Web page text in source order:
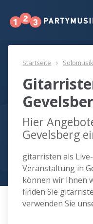
Startseite
Hier
Gevelsberg
gitarristen als
Veranstaltung in
können wir Ihnen
finden Sie
verwenden Sie